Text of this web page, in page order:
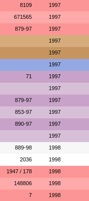
8109 1997
671565 1997
879-97 1997
1997
1997
1997
71 1997
1997
879-97 1997
853-97 1997
890-97 1997
1997
889-98 1998
2036 1998
1947 / 178 1998
148806 1998
7 1998